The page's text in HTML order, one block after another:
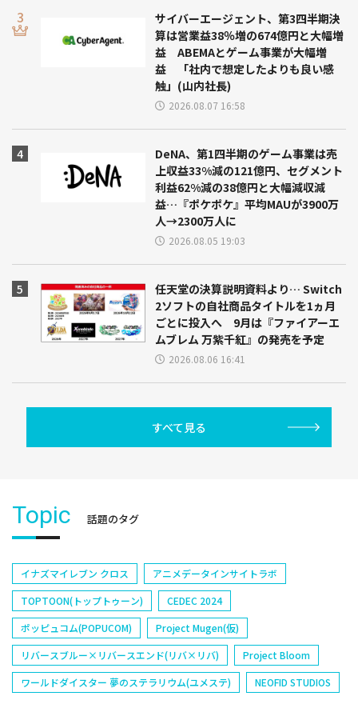
サイバーエージェント、第3四半期決
算は営業益38％増の674億円と大幅増
益 ABEMAとゲーム事業が大幅増
益 「社内で想定したよりも良い感
触」(山内社長)
2026.08.07 16:58
DeNA、第1四半期のゲーム事業は売
上収益33%減の121億円、セグメント
利益62%減の38億円と大幅減収減
益…『ポケポケ』平均MAUが3900万
人→2300万人に
2026.08.05 19:03
任天堂の決算説明資料より… Switch
2ソフトの自社商品タイトルを1ヵ月
ごとに投入へ 9月は『ファイアーエ
ムブレム 万紫千紅』の発売を予定
2026.08.06 16:41
すべて見る
Topic 話題のタグ
イナズマイレブン クロス
アニメデータインサイトラボ
TOPTOON(トップトゥーン)
CEDEC 2024
ポッピュコム(POPUCOM)
Project Mugen(仮)
リバースブルー×リバースエンド(リバ×リバ)
Project Bloom
ワールドダイスター 夢のステラリウム(ユメステ)
NEOFID STUDIOS